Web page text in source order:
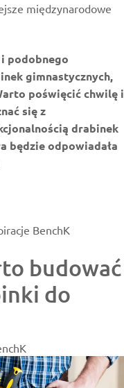
międzynarodowe
podobnego
gimnastycznych,
poświęcić chwilę i
się z
drabinek
będzie odpowiadała
BenchK
budować
do